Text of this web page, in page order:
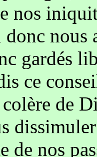
nos
nous
gardés
ce
de
de nos